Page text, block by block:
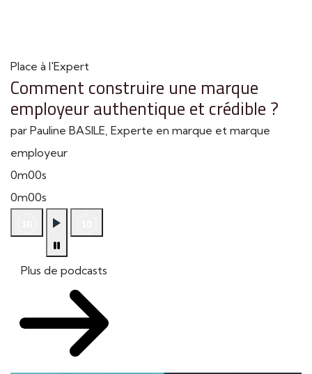
Place à l'Expert
Comment construire une marque
employeur authentique et crédible ?
par Pauline BASILE, Experte en marque et marque
employeur
0m00s
0m00s
Plus de podcasts